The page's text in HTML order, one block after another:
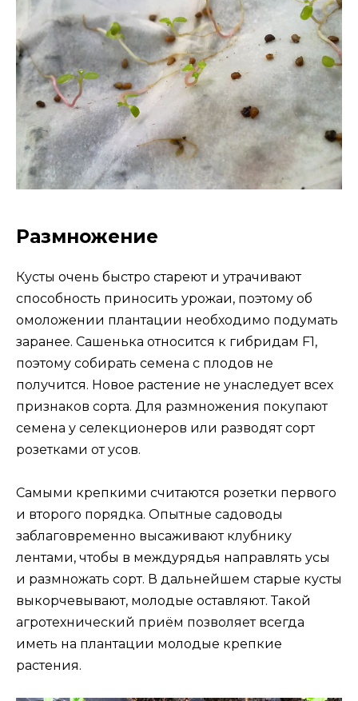
Размножение
Кусты очень быстро стареют и утрачивают
способность приносить урожаи, поэтому об
омоложении плантации необходимо подумать
заранее. Сашенька относится к гибридам F1,
поэтому собирать семена с плодов не
получится. Новое растение не унаследует всех
признаков сорта. Для размножения покупают
семена у селекционеров или разводят сорт
розетками от усов.
Самыми крепкими считаются розетки первого
и второго порядка. Опытные садоводы
заблаговременно высаживают клубнику
лентами, чтобы в междурядья направлять усы
и размножать сорт. В дальнейшем старые кусты
выкорчевывают, молодые оставляют. Такой
агротехнический приём позволяет всегда
иметь на плантации молодые крепкие
растения.